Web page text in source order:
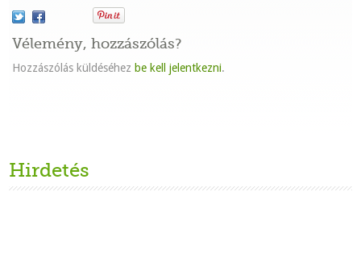
Vélemény, hozzászólás?
Hozzászólás küldéséhez be kell jelentkezni.
Hirdetés